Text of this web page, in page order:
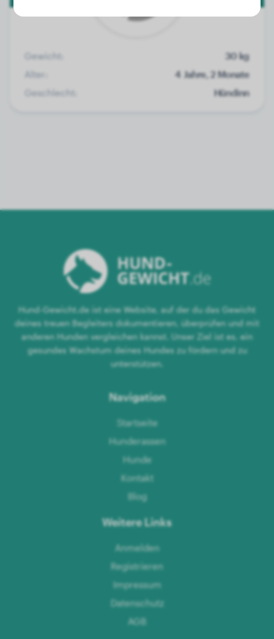
Gewicht:
30 kg
Alter:
4 Jahre, 2 Monate
Geschlecht:
Hündinn
Hund-Gewicht.de ist eine Website, auf der du das Gewicht
deines treuen Begleiters dokumentieren, überprüfen und mit
anderen Hunden vergleichen kannst. Unser Ziel ist es, ein
gesundes Wachstum deines Hundes zu fördern und zu
unterstützen.
Navigation
Startseite
Hunderassen
Hunde
Kontakt
Blog
Weitere Links
Anmelden
Registrieren
Impressum
Datenschutz
AGB